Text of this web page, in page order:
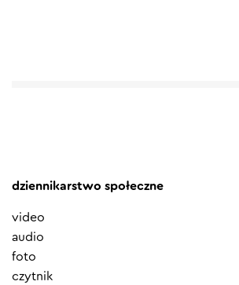
dziennikarstwo społeczne
video
audio
foto
czytnik